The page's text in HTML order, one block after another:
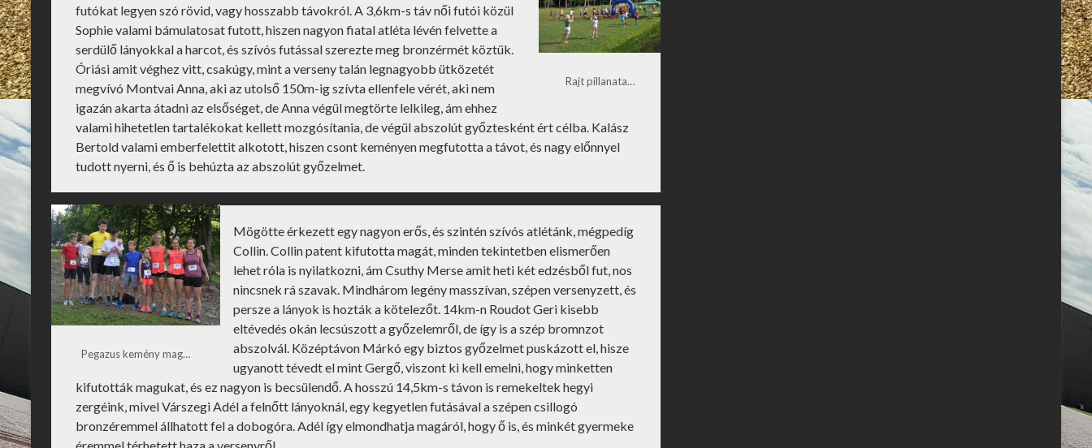
Rajt pillanata…
futókat legyen szó rövid, vagy hosszabb távokról. A 3,6km-s táv női futói közül
Sophie valami bámulatosat futott, hiszen nagyon fiatal atléta lévén felvette a
serdülő lányokkal a harcot, és szívós futással szerezte meg bronzérmét köztük.
Óriási amit véghez vitt, csakúgy, mint a verseny talán legnagyobb ütközetét
megvívó Montvai Anna, aki az utolső 150m-ig szívta ellenfele vérét, aki nem
igazán akarta átadni az elsőséget, de Anna végül megtörte lelkileg, ám ehhez
valami hihetetlen tartalékokat kellett mozgósítania, de végül abszolút győztesként ért célba. Kalász
Bertold valami emberfelettit alkotott, hiszen csont keményen megfutotta a távot, és nagy előnnyel
tudott nyerni, és ő is behúzta az abszolút győzelmet.
Pegazus kemény mag…
Mögötte érkezett egy nagyon erős, és szintén szívós atlétánk, mégpedíg
Collin. Collin patent kifutotta magát, minden tekintetben elismerően
lehet róla is nyilatkozni, ám Csuthy Merse amit heti két edzésből fut, nos
nincsnek rá szavak. Mindhárom legény masszívan, szépen versenyzett, és
persze a lányok is hozták a kötelezőt. 14km-n Roudot Geri kisebb
eltévedés okán lecsúszott a győzelemről, de így is a szép bromnzot
abszolvál. Középtávon Márkó egy biztos győzelmet puskázott el, hisze
ugyanott tévedt el mint Gergő, viszont ki kell emelni, hogy minketten
kifutották magukat, és ez nagyon is becsülendő. A hosszú 14,5km-s távon is remekeltek hegyi
zergéink, mivel Várszegi Adél a felnőtt lányoknál, egy kegyetlen futásával a szépen csillogó
bronzéremmel állhatott fel a dobogóra. Adél így elmondhatja magáról, hogy ő is, és minkét gyermeke